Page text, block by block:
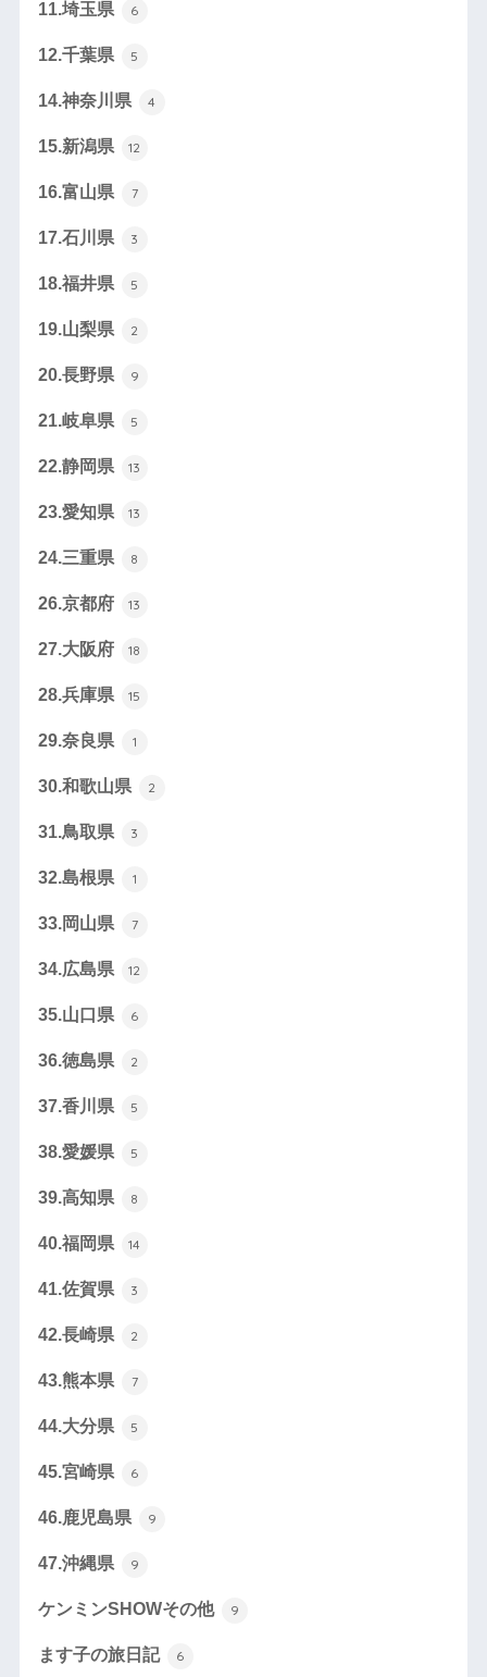
11.埼玉県 6
12.千葉県 5
14.神奈川県 4
15.新潟県 12
16.富山県 7
17.石川県 3
18.福井県 5
19.山梨県 2
20.長野県 9
21.岐阜県 5
22.静岡県 13
23.愛知県 13
24.三重県 8
26.京都府 13
27.大阪府 18
28.兵庫県 15
29.奈良県 1
30.和歌山県 2
31.鳥取県 3
32.島根県 1
33.岡山県 7
34.広島県 12
35.山口県 6
36.徳島県 2
37.香川県 5
38.愛媛県 5
39.高知県 8
40.福岡県 14
41.佐賀県 3
42.長崎県 2
43.熊本県 7
44.大分県 5
45.宮崎県 6
46.鹿児島県 9
47.沖縄県 9
ケンミンSHOWその他 9
ます子の旅日記 6